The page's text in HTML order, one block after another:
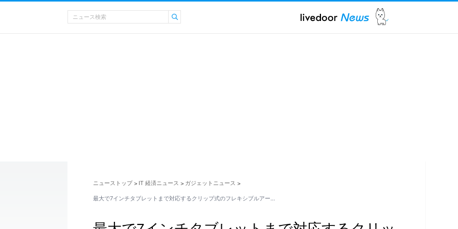
ニューストップ > IT 経済ニュース > ガジェットニュース >
最大で7インチタブレットまで対応するクリップ式のフレキシブルアー…